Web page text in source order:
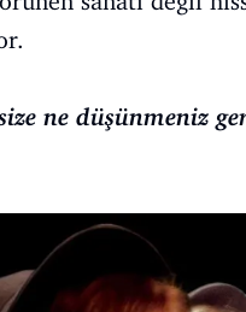
ne düşünmeniz